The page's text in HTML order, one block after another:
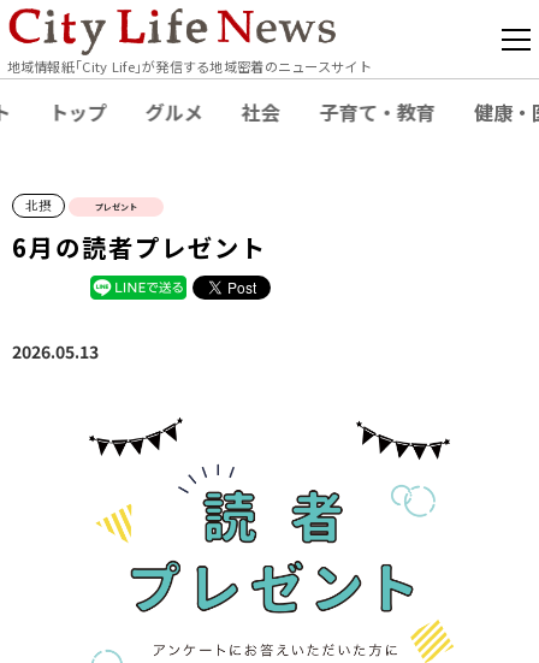
地域情報紙｢City Life｣が発信する地域密着のニュースサイト
トップ グルメ 社会 子育て・教育 健康・
北摂 プレゼント
6月の読者プレゼント
2026.05.13